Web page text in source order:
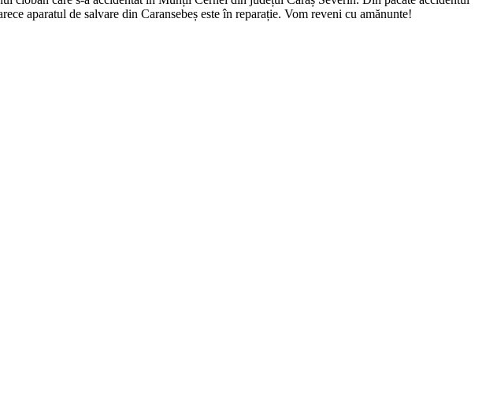
aparatul de salvare din Caransebeș este în reparație. Vom reveni cu amănunte!